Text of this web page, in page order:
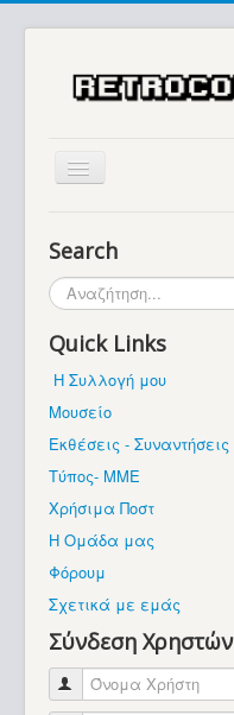
Βρίσκεστε εδώ:
Search
Αναζήτηση...
Quick Links
Η Συλλογή μου
Μουσείο
Εκθέσεις - Συναντήσεις
Τύπος- ΜΜΕ
Χρήσιμα Ποστ
Η Ομάδα μας
Φόρουμ
Σχετικά με εμάς
Σύνδεση Χρηστών
Όνομα Χρήστη